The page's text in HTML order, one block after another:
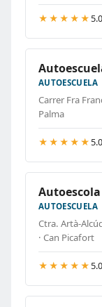
★★★★★
AUTOESCUELA
Carrer Fra
Palma
★★★★★
AUTOESCUELA
Ctra. Artà-
· Can Picafort
★★★★★